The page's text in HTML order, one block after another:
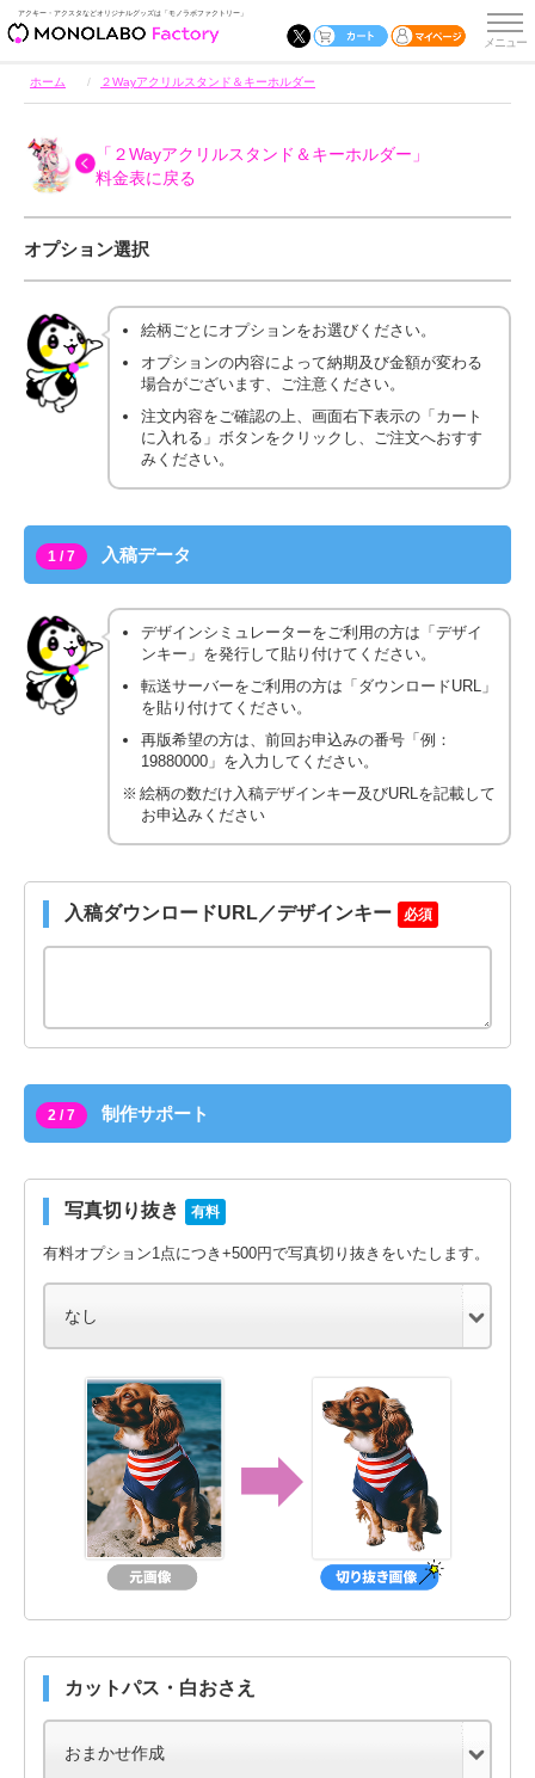
アクキー・アクスタなどオリジナルグッズは「モノラボファクトリー」
ホーム ２Wayアクリルスタンド＆キーホルダー
「２Wayアクリルスタンド＆キーホルダー」
料金表に戻る
オプション選択
絵柄ごとにオプションをお選びください。
オプションの内容によって納期及び金額が変わる
場合がございます、ご注意ください。
注文内容をご確認の上、画面右下表示の「カート
に入れる」ボタンをクリックし、ご注文へおすす
みください。
1 / 7 入稿データ
デザインシミュレーターをご利用の方は「デザイ
ンキー」を発行して貼り付けてください。
転送サーバーをご利用の方は「ダウンロードURL」
を貼り付けてください。
再版希望の方は、前回お申込みの番号「例：
19880000」を入力してください。
絵柄の数だけ入稿デザインキー及びURLを記載して
お申込みください
入稿ダウンロードURL／デザインキー 必須
2 / 7 制作サポート
写真切り抜き 有料
有料オプション1点につき+500円で写真切り抜きをいたします。
カットパス・白おさえ